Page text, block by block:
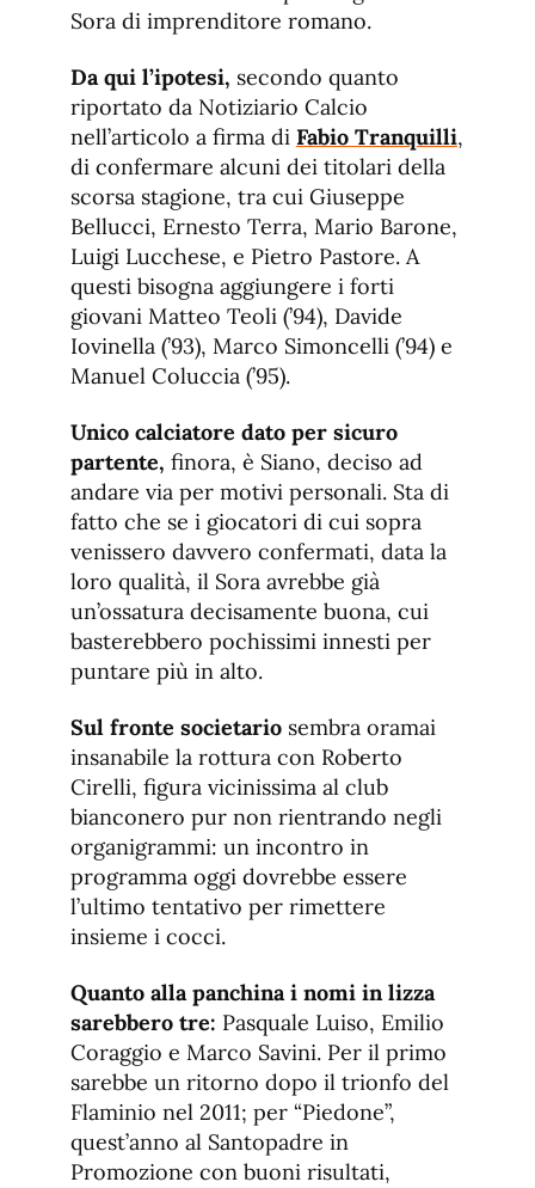
Sora di imprenditore romano.
Da qui l’ipotesi, secondo quanto
riportato da Notiziario Calcio
nell’articolo a firma di Fabio Tranquilli,
di confermare alcuni dei titolari della
scorsa stagione, tra cui Giuseppe
Bellucci, Ernesto Terra, Mario Barone,
Luigi Lucchese, e Pietro Pastore. A
questi bisogna aggiungere i forti
giovani Matteo Teoli (’94), Davide
Iovinella (’93), Marco Simoncelli (’94) e
Manuel Coluccia (’95).
Unico calciatore dato per sicuro
partente, finora, è Siano, deciso ad
andare via per motivi personali. Sta di
fatto che se i giocatori di cui sopra
venissero davvero confermati, data la
loro qualità, il Sora avrebbe già
un’ossatura decisamente buona, cui
basterebbero pochissimi innesti per
puntare più in alto.
Sul fronte societario sembra oramai
insanabile la rottura con Roberto
Cirelli, figura vicinissima al club
bianconero pur non rientrando negli
organigrammi: un incontro in
programma oggi dovrebbe essere
l’ultimo tentativo per rimettere
insieme i cocci.
Quanto alla panchina i nomi in lizza
sarebbero tre: Pasquale Luiso, Emilio
Coraggio e Marco Savini. Per il primo
sarebbe un ritorno dopo il trionfo del
Flaminio nel 2011; per “Piedone”,
quest’anno al Santopadre in
Promozione con buoni risultati,